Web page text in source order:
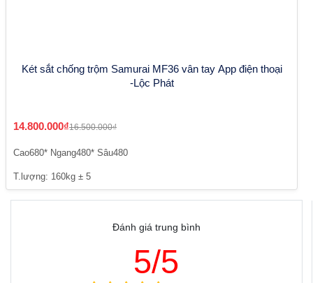
Két sắt chống trộm Samurai MF36 vân tay App điện thoại
-Lộc Phát
14.800.000₫16.500.000₫
Cao680* Ngang480* Sâu480
T.lượng: 160kg ± 5
Đánh giá trung bình
5/5